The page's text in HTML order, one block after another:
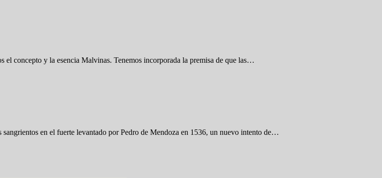
el concepto y la esencia Malvinas. Tenemos incorporada la premisa de que las…
en el fuerte levantado por Pedro de Mendoza en 1536, un nuevo intento de…